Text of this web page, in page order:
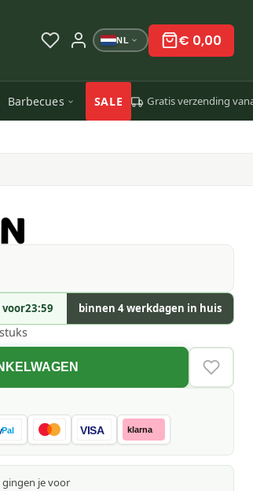
NL € 0,00
Barbecues SALE Gratis verzending
voor23:59 binnen 4 werkdagen in huis
Pal VISA klarna
gingen je voor